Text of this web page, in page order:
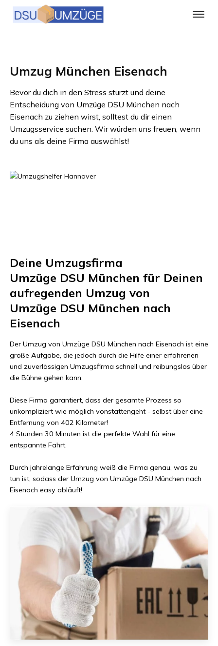
Umzug München Eisenach
Bevor du dich in den Stress stürzt und deine
Entscheidung von Umzüge DSU München nach
Eisenach zu ziehen wirst, solltest du dir einen
Umzugsservice suchen. Wir würden uns freuen, wenn
du uns als deine Firma auswählst!
Deine Umzugsfirma
Umzüge DSU München für Deinen
aufregenden Umzug von
Umzüge DSU München nach
Eisenach
Der Umzug von Umzüge DSU München nach Eisenach ist eine
große Aufgabe, die jedoch durch die Hilfe einer erfahrenen
und zuverlässigen Umzugsfirma schnell und reibungslos über
die Bühne gehen kann.
Diese Firma garantiert, dass der gesamte Prozess so
unkompliziert wie möglich vonstattengeht - selbst über eine
Entfernung von 402 Kilometer!
4 Stunden 30 Minuten ist die perfekte Wahl für eine
entspannte Fahrt.
Durch jahrelange Erfahrung weiß die Firma genau, was zu
tun ist, sodass der Umzug von Umzüge DSU München nach
Eisenach easy abläuft!